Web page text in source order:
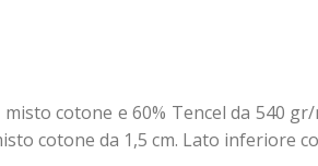
cotone e 60% Tencel da 540
cotone da 1,5 cm. Lato inferiore